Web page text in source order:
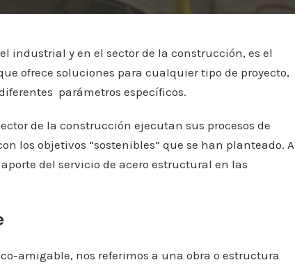
industrial y en el sector de la construcción, es el
ofrece soluciones para cualquier tipo de proyecto,
parámetros específicos.
de la construcción ejecutan sus procesos de
los objetivos “sostenibles” que se han planteado. A
del servicio de acero estructural en las
amigable, nos referimos a una obra o estructura